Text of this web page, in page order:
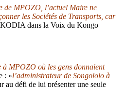
de MPOZO, l’actuel Maire ne
les Sociétés de Transports, car
dans la Voix du Kongo
MPOZO où les gens donnaient
: »l’administrateur de Songololo à
au défi de lui présenter une seule